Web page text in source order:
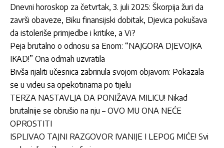
Dnevni horoskop za četvrtak, 3. juli 2025: Škorpija žuri da
završi obaveze, Biku finansijski dobitak, Djevica pokušava
da istoleriše primjedbe i kritike, a Vi?
Peja brutalno o odnosu sa Enom: “NAJGORA DJEVOJKA
IKAD!” Ona odmah uzvratila
Bivša rijaliti učesnica zabrinula svojom objavom: Pokazala
se u videu sa opekotinama po tijelu
TERZA NASTAVLJA DA PONIŽAVA MILICU! Nikad
brutalnije se obrušio na nju – OVO MU ONA NEĆE
OPROSTITI
ISPLIVAO TAJNI RAZGOVOR IVANIJE I LEPOG MIĆE! Svi